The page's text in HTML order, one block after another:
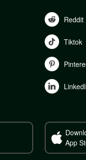
Reddit
Tiktok
App